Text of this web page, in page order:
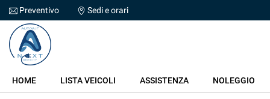
HOME
LISTA VEICOLI
Preventivo Sedi e orari
HOME LISTA VEICOLI ASSISTENZA NOLEGGIO
Le
tue
preferenze
di
consenso
Il